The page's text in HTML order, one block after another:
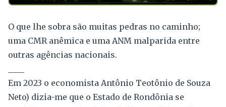
O que lhe sobra são muitas pedras no caminho;
uma CMR anêmica e uma ANM malparida entre
outras agências nacionais.
Em 2023 o economista Antônio Teotônio de Souza
Neto) dizia-me que o Estado de Rondônia se